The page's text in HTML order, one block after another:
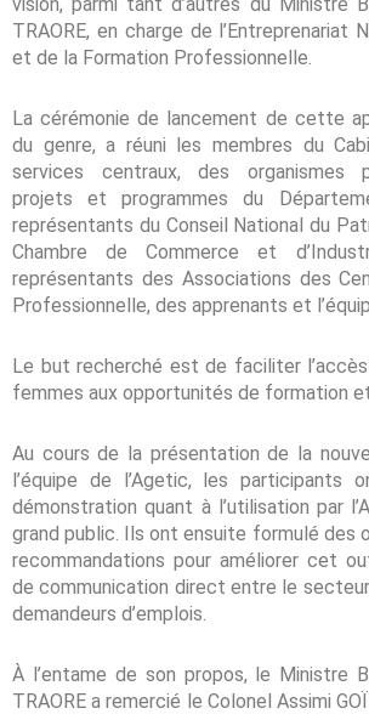
TRAORE, en charge de l’Entreprenariat
et de la Formation Professionnelle.
La cérémonie de lancement de cette
du genre, a réuni les membres du
services centraux, des organismes
projets et programmes du
représentants du Conseil National du
Chambre de Commerce et
représentants des Associations des
Professionnelle, des apprenants et
Le but recherché est de faciliter
femmes aux opportunités de formation et
Au cours de la présentation de la
l’équipe de l’Agetic, les participants
démonstration quant à l’utilisation par
grand public. Ils ont ensuite formulé des
recommandations pour améliorer cet
de communication direct entre le
demandeurs d’emplois.
À l’entame de son propos, le Ministre
TRAORE a remercié le Colonel Assimi